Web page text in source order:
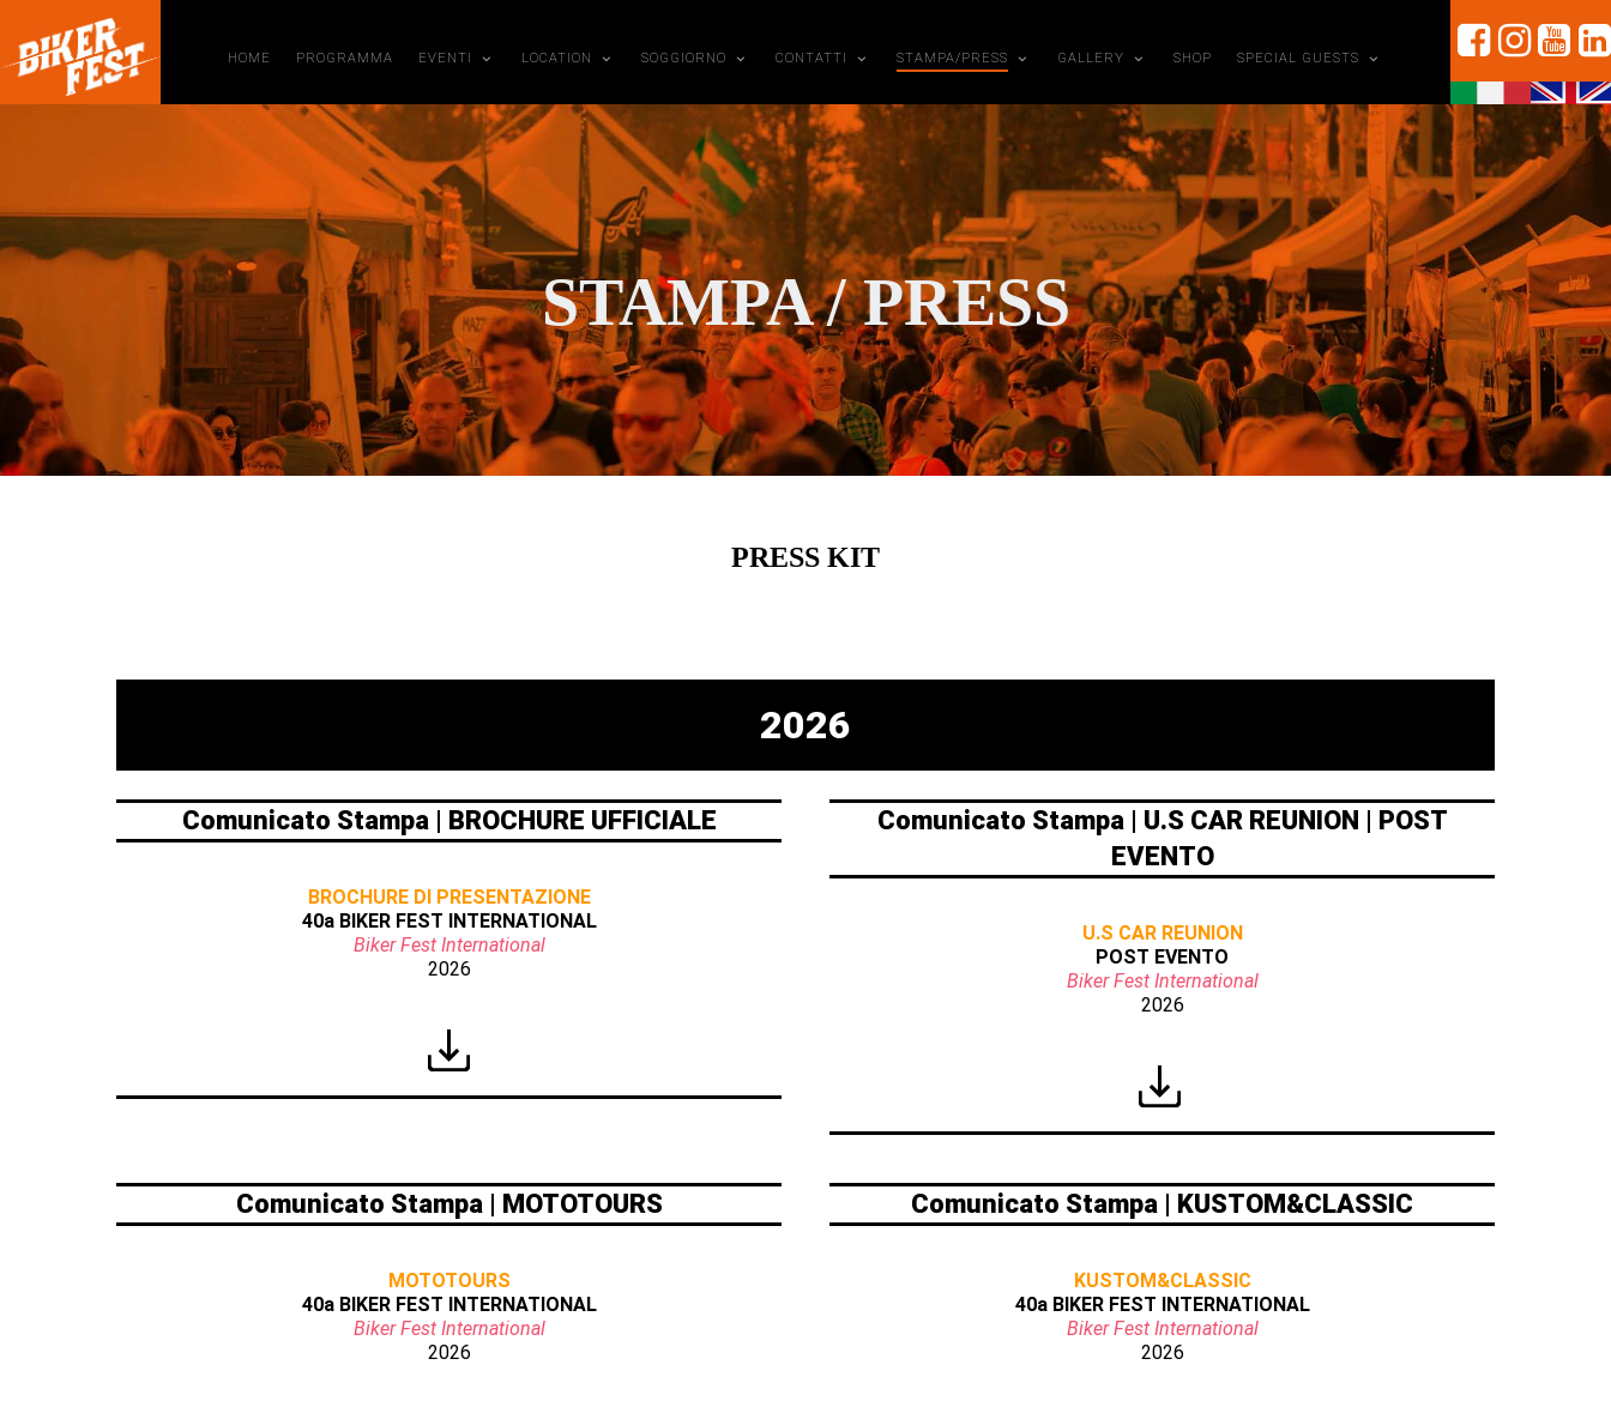
HOME PROGRAMMA EVENTI LOCATION SOGGIORNO CONTATTI STAMPA/PRESS GALLERY SHOP SPECIAL GUESTS
STAMPA / PRESS
PRESS KIT
2026
Comunicato Stampa | BROCHURE UFFICIALE
BROCHURE DI PRESENTAZIONE
40a BIKER FEST INTERNATIONAL
Biker Fest International
2026
Comunicato Stampa | U.S CAR REUNION | POST
EVENTO
U.S CAR REUNION
POST EVENTO
Biker Fest International
2026
Comunicato Stampa | MOTOTOURS
MOTOTOURS
40a BIKER FEST INTERNATIONAL
Biker Fest International
2026
Comunicato Stampa | KUSTOM&CLASSIC
KUSTOM&CLASSIC
40a BIKER FEST INTERNATIONAL
Biker Fest International
2026